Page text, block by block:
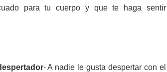
para tu cuerpo y que te haga sentir
- A nadie le gusta despertar con el